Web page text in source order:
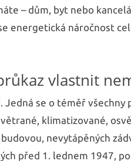
– dům, byt nebo
energetická náročnost
vlastnit
. Jedná se o téměř
klimatizované,
nevytápěných
před 1. lednem 1947,